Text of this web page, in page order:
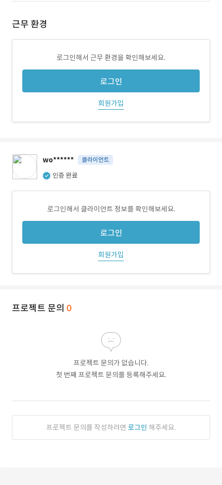
근무 환경
로그인해서 근무 환경을 확인해보세요.
로그인
회원가입
wo****** 클라이언트
인증 완료
로그인해서 클라이언트 정보를 확인해보세요.
로그인
회원가입
프로젝트 문의 0
프로젝트 문의가 없습니다.
첫 번째 프로젝트 문의를 등록해주세요.
프로젝트 문의를 작성하려면 로그인 해주세요.